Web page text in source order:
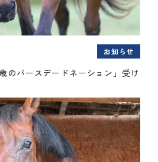
お知らせ
のバースデードネーション」受け